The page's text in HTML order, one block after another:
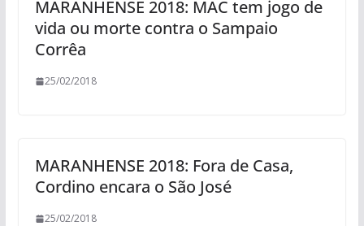
MARANHENSE 2018: MAC tem jogo de
vida ou morte contra o Sampaio
Corrêa
25/02/2018
MARANHENSE 2018: Fora de Casa,
Cordino encara o São José
25/02/2018